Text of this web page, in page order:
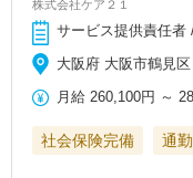
株式会社ケア２１
サービス提供責任者
大阪府 大阪市鶴見
月給 260,100円 ～
社会保険完備 通